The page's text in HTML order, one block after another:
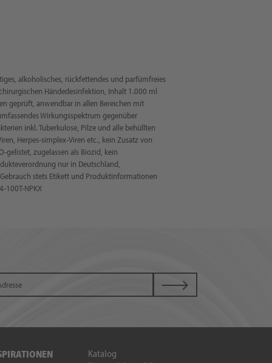
alkoholisches, rückfettendes und parfümfreies
Händedesinfektion, Inhalt 1.000 ml
geprüft, anwendbar in allen Bereichen mit
Wirkungsspektrum gegenüber
inkl. Tuberkulose, Pilze und alle behüllten
Herpes-simplex-Viren etc., kein Zusatz von
gelistet, zugelassen als Biozid, kein
nur in Deutschland,
stets Etikett und Produktinformationen
100T-NPKX
Katalog